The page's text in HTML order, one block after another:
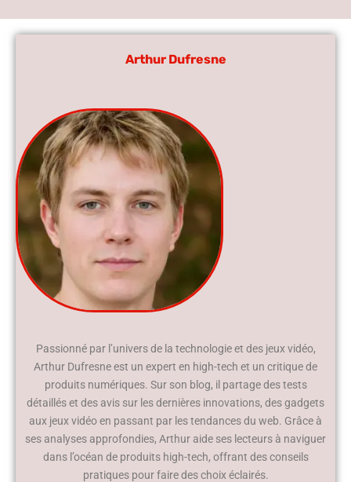
Arthur Dufresne
Passionné par l’univers de la technologie et des jeux vidéo,
Arthur Dufresne est un expert en high-tech et un critique de
produits numériques. Sur son blog, il partage des tests
détaillés et des avis sur les dernières innovations, des gadgets
aux jeux vidéo en passant par les tendances du web. Grâce à
ses analyses approfondies, Arthur aide ses lecteurs à naviguer
dans l’océan de produits high-tech, offrant des conseils
pratiques pour faire des choix éclairés.